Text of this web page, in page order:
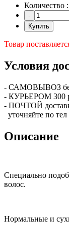
Количество :
Купить
Товар
Условия
- САМОВЫВОЗ
- КУРЬЕРОМ 300
- ПОЧТОЙ
уточняйте по
Описание
Специально
волос.
Нормальные и